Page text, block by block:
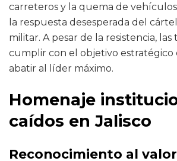
carreteros y la quema de
la respuesta desesperada del
militar. A pesar de la resistencia,
cumplir con el objetivo estratégico
abatir al líder máximo.
Homenaje
caídos en Jalisco
Reconocimiento al